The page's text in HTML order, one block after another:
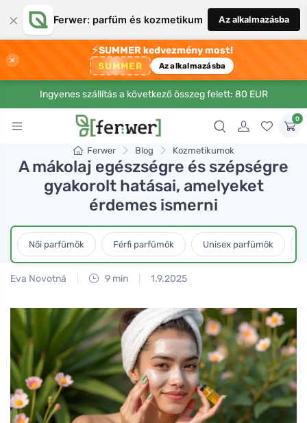
× Ferwer: parfüm és kozmetikum Az alkalmazásba
×
⚡SUMMER kedvezmény most!
SUMMER Az alkalmazásba
Ingyenes szállítás a következő összeg felett: 80 EUR
0
Ferwer Blog Kozmetikumok
A mákolaj egészségre és szépségre
gyakorolt hatásai, amelyeket
érdemes ismerni
Női parfümök Férfi parfümök Unisex parfümök
Eva Novotná 9 min 1.9.2025